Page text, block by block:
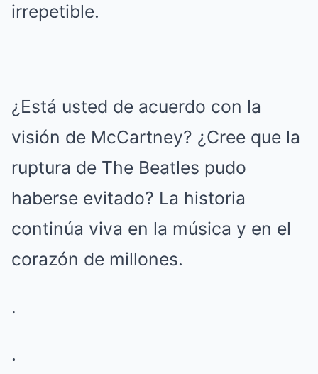
irrepetible.
¿Está usted de acuerdo con la
visión de McCartney? ¿Cree que la
ruptura de The Beatles pudo
haberse evitado? La historia
continúa viva en la música y en el
corazón de millones.
.
.